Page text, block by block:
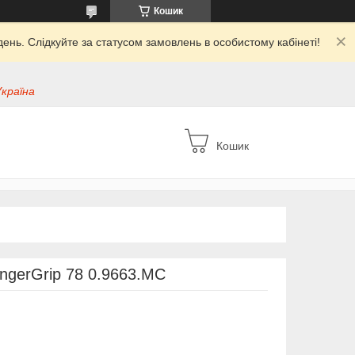
Кошик
Слідкуйте за статусом замовлень в особистому кабінеті!
Кошик
78 0.9663.MC